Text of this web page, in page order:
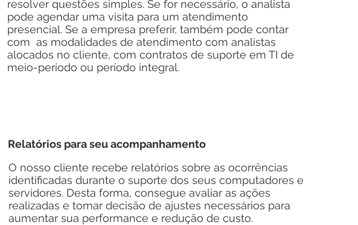
resolver questões simples. Se for necessário, o analista
pode agendar uma visita para um atendimento
presencial. Se a empresa preferir, também pode contar
com as modalidades de atendimento com analistas
alocados no cliente, com contratos de suporte em TI de
meio-período ou período integral.
Relatórios para seu acompanhamento
O nosso cliente recebe relatórios sobre as ocorrências
identificadas durante o suporte dos seus computadores e
servidores. Desta forma, consegue avaliar as ações
realizadas e tomar decisão de ajustes necessários para
aumentar sua performance e redução de custo.